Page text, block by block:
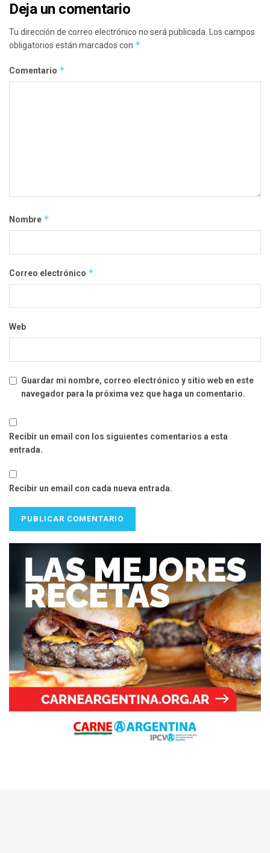
Deja un comentario
Tu dirección de correo electrónico no será publicada. Los campos
obligatorios están marcados con *
Comentario *
Nombre *
Correo electrónico *
Web
Guardar mi nombre, correo electrónico y sitio web en este
navegador para la próxima vez que haga un comentario.
Recibir un email con los siguientes comentarios a esta
entrada.
Recibir un email con cada nueva entrada.